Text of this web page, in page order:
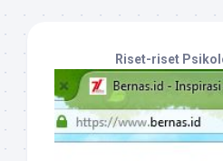
Riset-riset